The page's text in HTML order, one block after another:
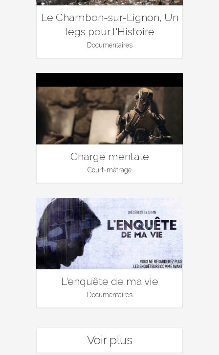
Le Chambon-sur-Lignon, Un
legs pour l'Histoire
Documentaires
Charge mentale
Court-métrage
L'enquête de ma vie
Documentaires
Voir plus